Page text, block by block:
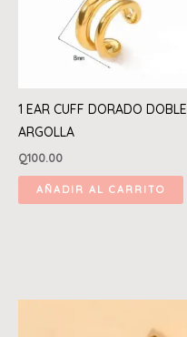
1 EAR CUFF DORADO DOBLE
ARGOLLA
Q100.00
AÑADIR AL CARRITO